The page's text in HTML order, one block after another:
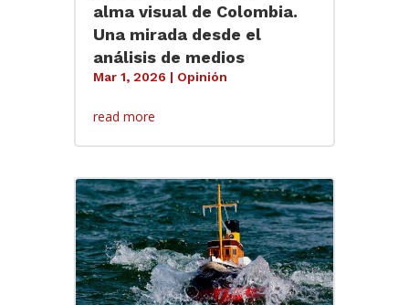
alma visual de Colombia.
Una mirada desde el
análisis de medios
Mar 1, 2026 | Opinión
read more